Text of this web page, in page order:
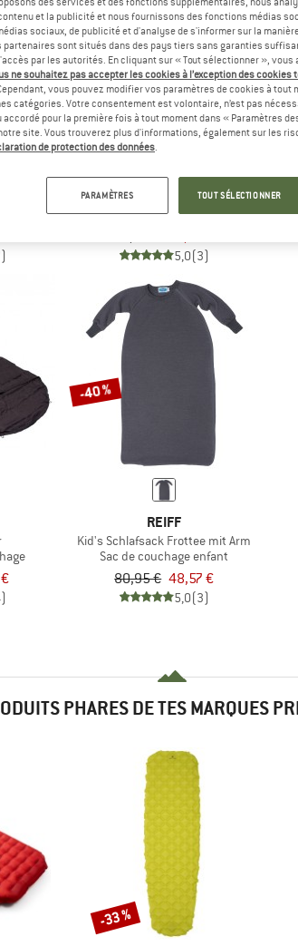
-20 %
SEA TO SUMMIT
Silk Blend Sleeping Bag Liner Mummy
Drap de sac de couchage
5,0(3)
-
-40 %
REIFF
Kid's Schlafsack Frottee mit Arm
Sac de couchage enfant
80,95 € 48,57 €
5,0(3)
PHARES DE TES MARQUES
Remise
-33 %
et la publicité et nous fournissons des fonctions médias
sociaux, de publicité et d'analyse de s'informer sur la
partenaires sont situés dans des pays tiers sans garanties
par les autorités. En cliquant sur « Tout sélectionner »,
ne souhaitez pas accepter les cookies à l’exception des
vous pouvez modifier vos paramètres de cookies à tout
catégories. Votre consentement est volontaire, n’est pas
accordé pour la première fois à tout moment dans « Paramètres
site. Vous trouverez plus d'informations, également sur les
de protection des données.
PARAMÈTRES TOUT SÉLECTIONNER